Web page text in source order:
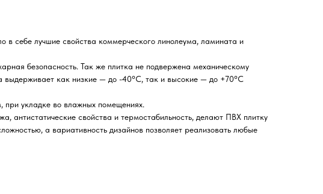
в себе лучшие свойства коммерческого линолеума, ламината и
безопасность. Так же плитка не подвержена механическому
выдерживает как низкие — до -40°С, так и высокие — до +70°С
при укладке во влажных помещениях.
антистатические свойства и термостабильность, делают ПВХ плитку
а вариативность дизайнов позволяет реализовать любые